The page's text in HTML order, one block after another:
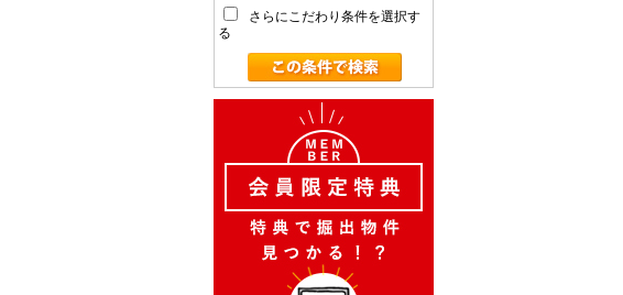
さらにこだわり条件を選択す
る